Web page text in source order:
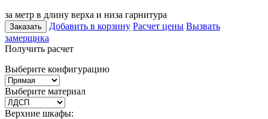
за метр в длину верха и низа гарнитура
Заказать Добавить в корзину Расчет цены Вызвать
замерщика
Получить расчет
Выберите конфигурацию
Выберите материал
Верхние шкафы: